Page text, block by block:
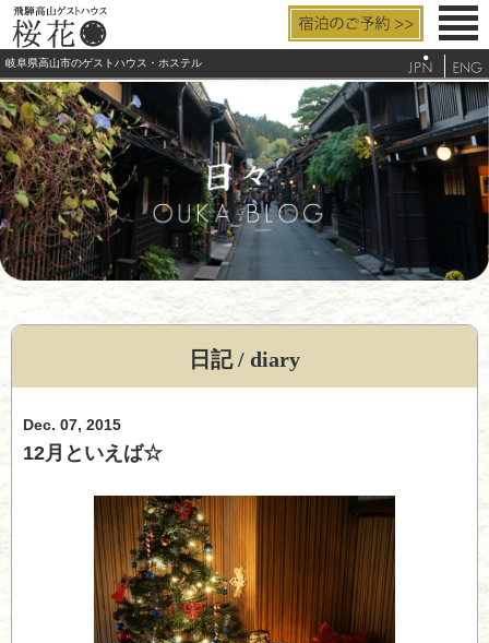
岐阜県高山市のゲストハウス・ホステル
お部屋と設備
料金/サービス
アクセス
よくあるご質問
観光/周辺案内
日記 / diary
Dec. 07, 2015
12月といえば☆